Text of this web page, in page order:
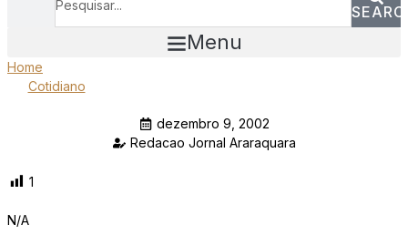
Menu
Home
Cotidiano
dezembro 9, 2002
Redacao Jornal Araraquara
1
N/A